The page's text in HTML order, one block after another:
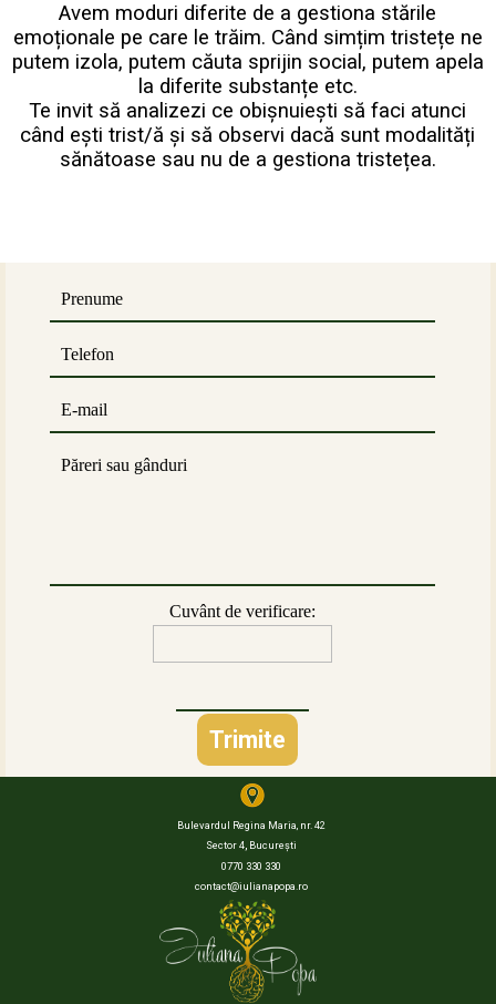
Avem moduri diferite de a gestiona stările
emoționale pe care le trăim. Când simțim tristețe ne
putem izola, putem căuta sprijin social, putem apela
la diferite substanțe etc.
Te invit să analizezi ce obișnuiești să faci atunci
când ești trist/ă și să observi dacă sunt modalități
sănătoase sau nu de a gestiona tristețea.
Cuvânt de verificare:
Bulevardul Regina Maria, nr. 42
Sector 4, București
0770 330 330
contact@iulianapopa.ro